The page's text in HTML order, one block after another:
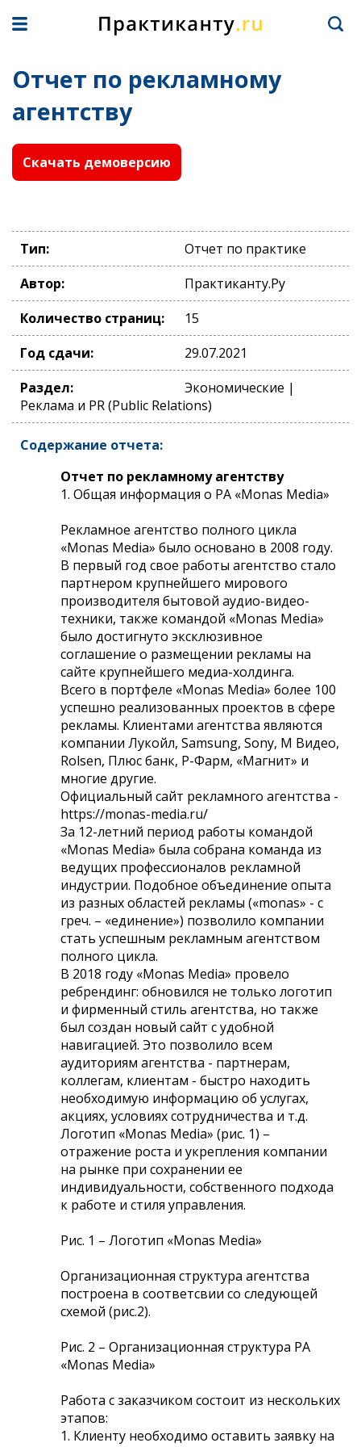
Отчет по рекламному
агентству
Скачать демоверсию
Тип:
Отчет по практике
Автор:
Практиканту.Ру
Количество страниц:
15
Год сдачи:
29.07.2021
Раздел:
Экономические |
Реклама и PR (Public Relations)
Содержание отчета:
Отчет по рекламному агентству
1. Общая информация о РА «Monas Media»
Рекламное агентство полного цикла
«Monas Media» было основано в 2008 году.
В первый год свое работы агентство стало
партнером крупнейшего мирового
производителя бытовой аудио-видео-
техники, также командой «Monas Media»
было достигнуто эксклюзивное
соглашение о размещении рекламы на
сайте крупнейшего медиа-холдинга.
Всего в портфеле «Monas Media» более 100
успешно реализованных проектов в сфере
рекламы. Клиентами агентства являются
компании Лукойл, Samsung, Sony, М Видео,
Rolsen, Плюс банк, Р-Фарм, «Магнит» и
многие другие.
Официальный сайт рекламного агентства -
https://monas-media.ru/
За 12-летний период работы командой
«Monas Media» была собрана команда из
ведущих профессионалов рекламной
индустрии. Подобное объединение опыта
из разных областей рекламы («monas» - с
греч. – «единение») позволило компании
стать успешным рекламным агентством
полного цикла.
В 2018 году «Monas Media» провело
ребрендинг: обновился не только логотип
и фирменный стиль агентства, но также
был создан новый сайт с удобной
навигацией. Это позволило всем
аудиториям агентства - партнерам,
коллегам, клиентам - быстро находить
необходимую информацию об услугах,
акциях, условиях сотрудничества и т.д.
Логотип «Monas Media» (рис. 1) –
отражение роста и укрепления компании
на рынке при сохранении ее
индивидуальности, собственного подхода
к работе и стиля управления.
Рис. 1 – Логотип «Monas Media»
Организационная структура агентства
построена в соответсвии со следующей
схемой (рис.2).
Рис. 2 – Организационная структура РА
«Monas Media»
Работа с заказчиком состоит из нескольких
этапов:
1. Клиенту необходимо оставить заявку на